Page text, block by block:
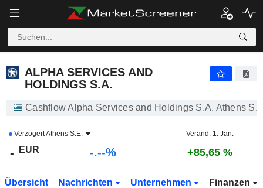
ALPHA SERVICES AND HOLDINGS S.A. - € -
ALPHA SERVICES AND
HOLDINGS S.A.
Cashflow Alpha Services and Holdings S.A. Athens
VerzögertAthens S.E. Veränd. 1. Jan.
- EUR -.--% +85,65 %
Übersicht Nachrichten Unternehmen Finanzen